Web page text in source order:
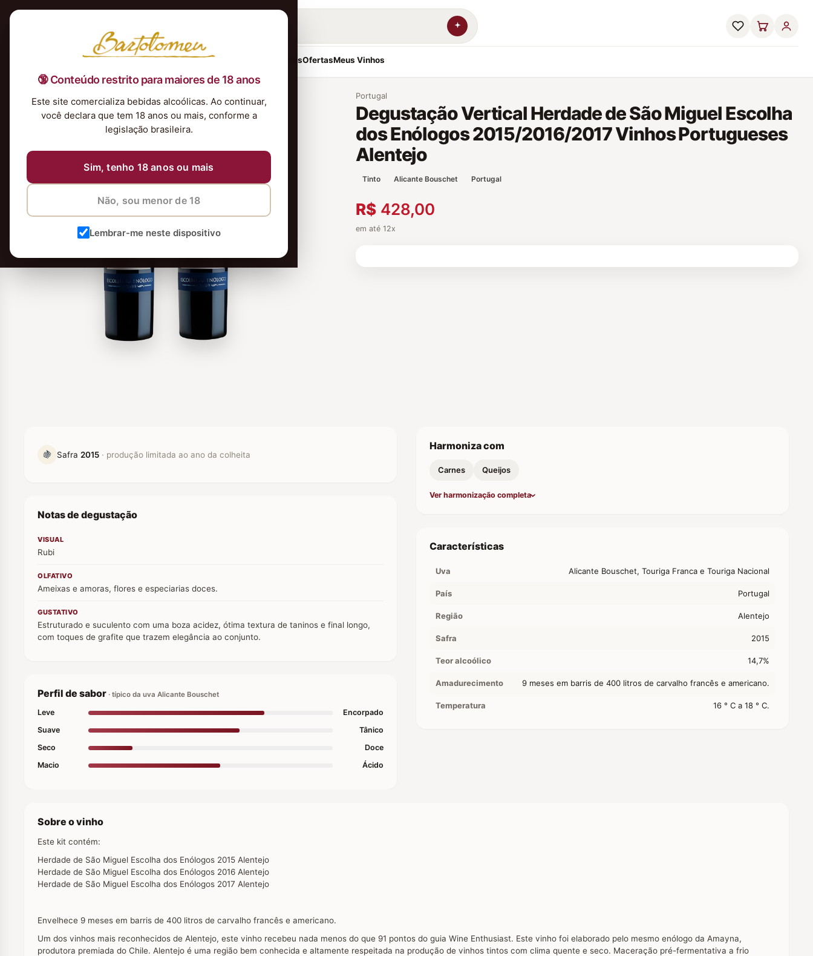
🔞 Conteúdo restrito para maiores de 18 anos
Este site comercializa bebidas alcoólicas. Ao continuar,
você declara que tem 18 anos ou mais, conforme a
legislação brasileira.
Sim, tenho 18 anos ou mais
Não, sou menor de 18
Lembrar-me neste dispositivo
Nossa Seleção TintosBrancosEspumantesRosés Kits & PresentesOfertasMeus Vinhos
Portugal
Degustação Vertical Herdade de São Miguel Escolha
dos Enólogos 2015/2016/2017 Vinhos Portugueses
Alentejo
Tinto Alicante Bouschet Portugal
R$ 428,00
em até 12x
🍇 Safra 2015 · produção limitada ao ano da colheita
Notas de degustação
VISUAL
Rubi
OLFATIVO
Ameixas e amoras, flores e especiarias doces.
GUSTATIVO
Estruturado e suculento com uma boza acidez, ótima textura de taninos e final longo,
com toques de grafite que trazem elegância ao conjunto.
Perfil de sabor · típico da uva Alicante Bouschet
Leve
Encorpado
Suave
Tânico
Seco
Doce
Macio
Ácido
Harmoniza com
Carnes Queijos
Ver harmonização completa
Características
Uva Alicante Bouschet, Touriga Franca e Touriga Nacional
País Portugal
Região Alentejo
Safra 2015
Teor alcoólico 14,7%
Amadurecimento 9 meses em barris de 400 litros de carvalho francês e americano.
Temperatura 16 ° C a 18 ° C.
Sobre o vinho
Este kit contém:
Herdade de São Miguel Escolha dos Enólogos 2015 Alentejo
Herdade de São Miguel Escolha dos Enólogos 2016 Alentejo
Herdade de São Miguel Escolha dos Enólogos 2017 Alentejo
Envelhece 9 meses em barris de 400 litros de carvalho francês e americano.
Um dos vinhos mais reconhecidos de Alentejo, este vinho recebeu nada menos do que 91 pontos do guia Wine Enthusiast. Este vinho foi elaborado pelo mesmo enólogo da Amayna,
produtora premiada do Chile. Alentejo é uma região bem conhecida e altamente respeitada na produção de vinhos tintos com clima quente e seco. Maceração pré-fermentativa a frio